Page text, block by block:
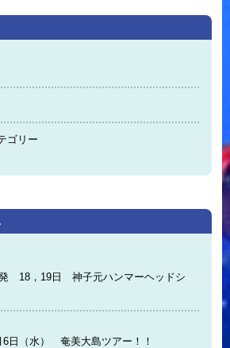
ゴリー
発 18，19日 神子元ハンマーヘッドシ
6日（水） 奄美大島ツアー！！